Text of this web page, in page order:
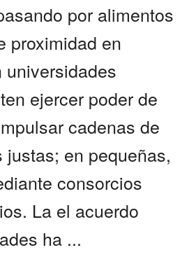
por alimentos
proximidad en
ejercer poder de
cadenas de
en pequeñas,
consorcios
La el acuerdo
ha ...